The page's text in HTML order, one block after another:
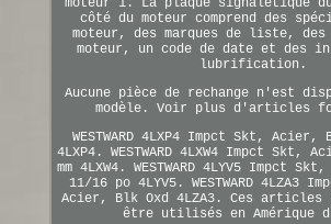
moteur 1. La plaque signalétique
côté du moteur comprend des
moteur, des marques de liste, des
moteur, un code de date et des
lubrification.
Aucune pièce de rechange n'est
modèle. Voir plus d'articles
WESTWARD 4LXP4 Impct Skt, Acier,
4LXP4. WESTWARD 4LXW4 Impct Skt,
mm 4LXW4. WESTWARD 4LYV5 Impct
11/16 po 4LYV5. WESTWARD 4LZA3
Acier, Blk Oxd 4LZA3. Ces articles
être utilisés en Amérique